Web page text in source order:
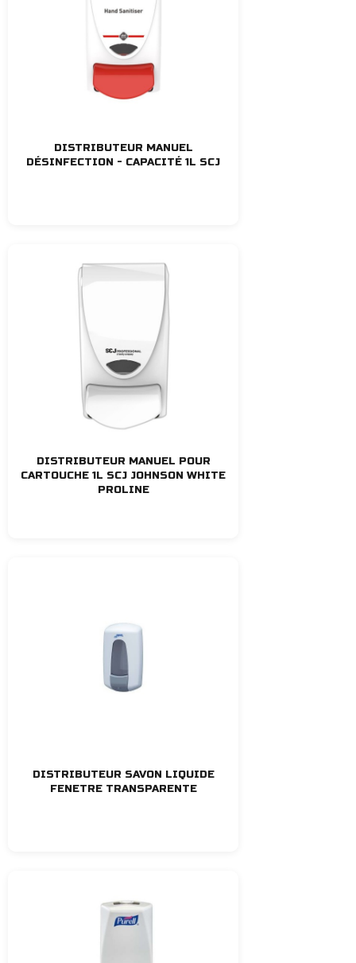
DISTRIBUTEUR MANUEL
DÉSINFECTION - CAPACITÉ 1L SCJ
DISTRIBUTEUR MANUEL POUR
CARTOUCHE 1L SCJ JOHNSON WHITE
PROLINE
DISTRIBUTEUR SAVON LIQUIDE
FENETRE TRANSPARENTE